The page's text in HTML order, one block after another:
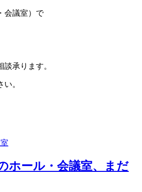
会議室）で
承ります。
。
ホール・会議室、まだ